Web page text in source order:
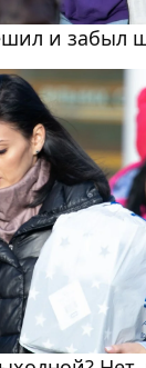
и забыл